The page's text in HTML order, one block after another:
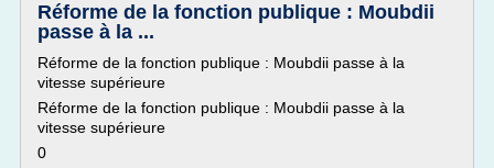
Réforme de la fonction publique : Moubdii
passe à la ...
Réforme de la fonction publique : Moubdii passe à la
vitesse supérieure
Réforme de la fonction publique : Moubdii passe à la
vitesse supérieure
0